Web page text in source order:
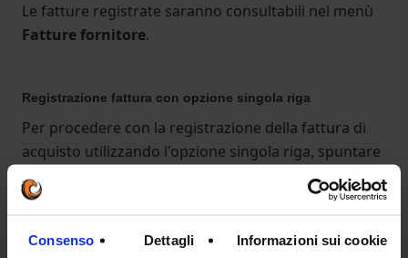
Consenso Dettagli Informazioni sui cookie
Le fatture registrate saranno consultabili nel menù
Fatture fornitore.
Registrazione fattura con opzione singola riga
Per procedere con la registrazione della fattura di
acquisto utilizzando l'opzione singola riga, spuntare
il flag "